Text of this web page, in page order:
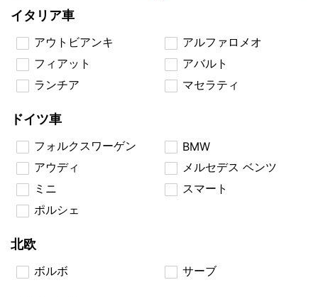
イタリア車
アウトビアンキ
アルファロメオ
フィアット
アバルト
ランチア
マセラティ
ドイツ車
フォルクスワーゲン
BMW
アウディ
メルセデス ベンツ
ミニ
スマート
ポルシェ
北欧
ボルボ サーブ